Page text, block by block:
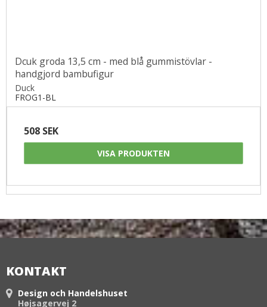
Dcuk groda 13,5 cm - med blå gummistövlar -
handgjord bambufigur
Duck
FROG1-BL
508 SEK
VISA PRODUKTEN
KONTAKT
Design och Handelshuset
Højsagervej 2